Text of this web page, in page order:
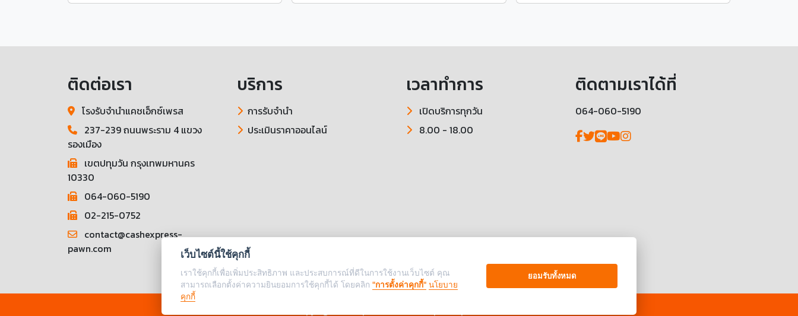
ติดต่อเรา
โรงรับจำนำแคชเอ็กซ์เพรส
237-239 ถนนพระราม 4 แขวง
รองเมือง
เขตปทุมวัน กรุงเทพมหานคร
10330
064-060-5190
02-215-0752
contact@cashexpress-
pawn.com
บริการ
การรับจำนำ
ประเมินราคาออนไลน์
เวลาทำการ
เปิดบริการทุกวัน
8.00 - 18.00
ติดตามเราได้ที่
064-060-5190
เว็บไซต์นี้ใช้คุกกี้
เราใช้คุกกี้เพื่อเพิ่มประสิทธิภาพ และประสบการณ์ที่ดีในการใช้งานเว็บไซต์ คุณ
สามารถเลือกตั้งค่าความยินยอมการใช้คุกกี้ได้ โดยคลิก "การตั้งค่าคุกกี้" นโยบาย
คุกกี้
ยอมรับทั้งหมด